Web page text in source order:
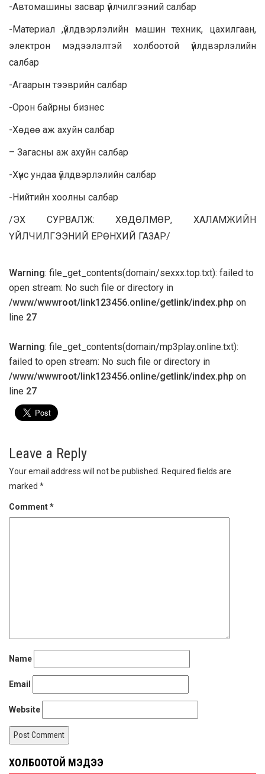
-Автомашины засвар үйлчилгээний салбар
-Материал ,үйлдвэрлэлийн машин техник, цахилгаан,
электрон мэдээлэлтэй холбоотой үйлдвэрлэлийн
салбар
-Агаарын тээврийн салбар
-Орон байрны бизнес
-Хөдөө аж ахуйн салбар
– Загасны аж ахуйн салбар
-Хүнс ундаа үйлдвэрлэлийн салбар
-Нийтийн хоолны салбар
/ЭХ СУРВАЛЖ: ХӨДӨЛМӨР, ХАЛАМЖИЙН
ҮЙЛЧИЛГЭЭНИЙ ЕРӨНХИЙ ГАЗАР/
Warning: file_get_contents(domain/sexxx.top.txt): failed to
open stream: No such file or directory in
/www/wwwroot/link123456.online/getlink/index.php on
line 27
Warning: file_get_contents(domain/mp3play.online.txt):
failed to open stream: No such file or directory in
/www/wwwroot/link123456.online/getlink/index.php on
line 27
Leave a Reply
Your email address will not be published.
Required fields are
marked *
Comment*
Name
Email
Website
ХОЛБООТОЙ МЭДЭЭ